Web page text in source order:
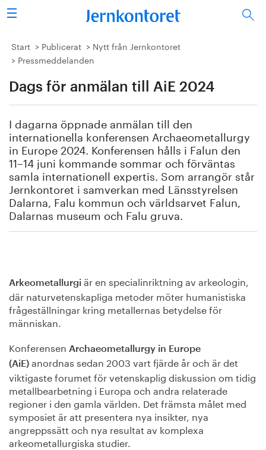
Sök
Stålindustrin
Forskning/utbildning
Energi/miljö
Vi tycker
Publicerat
Bildbank
Start Publicerat
Nytt från Jernkontoret
Pressmeddelanden
Dags för anmälan till AiE 2024
I dagarna öppnade anmälan till den
internationella konferensen Archaeometallurgy
in Europe 2024. Konferensen hålls i Falun den
11–14 juni kommande sommar och förväntas
samla internationell expertis. Som arrangör står
Jernkontoret i samverkan med Länsstyrelsen
Dalarna, Falu kommun och världsarvet Falun,
Dalarnas museum och Falu gruva.
Arkeometallurgi är en specialinriktning av arkeologin,
där naturvetenskapliga metoder möter humanistiska
frågeställningar kring metallernas betydelse för
människan.
Konferensen Archaeometallurgy in Europe
(AiE) anordnas sedan 2003 vart fjärde år och är det
viktigaste forumet för vetenskaplig diskussion om tidig
metallbearbetning i Europa och andra relaterade
regioner i den gamla världen. Det främsta målet med
symposiet är att presentera nya insikter, nya
angreppssätt och nya resultat av komplexa
arkeometallurgiska studier.